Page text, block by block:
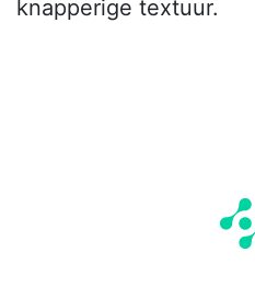
knapperige textuur.